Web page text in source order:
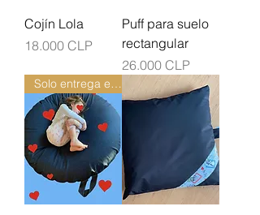
Cojín Lola
Precio
18.000 CLP
Puff para suelo
rectangular
Precio
26.000 CLP
Solo entrega en Local